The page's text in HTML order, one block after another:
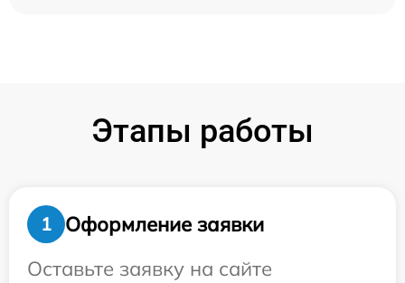
Этапы работы
1
Оформление заявки
Оставьте заявку на сайте